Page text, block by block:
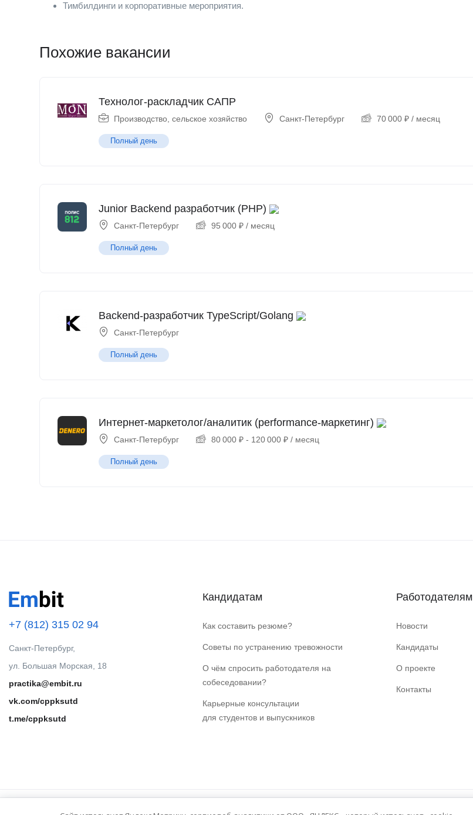
Тимбилдинги и корпоративные мероприятия.
Похожие вакансии
Технолог-раскладчик САПР
Производство, сельское хозяйство Санкт-Петербург 70 000 ₽ / месяц
Полный день
Junior Backend разработчик (PHP)
Санкт-Петербург 95 000 ₽ / месяц
Полный день
Backend-разработчик TypeScript/Golang
Санкт-Петербург
Полный день
Интернет-маркетолог/аналитик (performance-маркетинг)
Санкт-Петербург 80 000 ₽ - 120 000 ₽ / месяц
Полный день
+7 (812) 315 02 94
Санкт-Петербург,
ул. Большая Морская, 18
practika@embit.ru
vk.com/cppksutd
t.me/cppksutd
Кандидатам
Как составить резюме?
Советы по устранению тревожности
О чём спросить работодателя на
собеседовании?
Карьерные консультации
для студентов и выпускников
Работодателям
Новости
Кандидаты
О проекте
Контакты